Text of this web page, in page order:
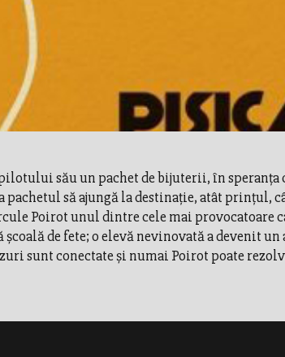
său un pachet de bijuterii, în speranţa
să ajungă la destinaţie, atât prinţul,
Poirot unul dintre cele mai provocatoare
de fete; o elevă nevinovată a devenit un
sunt conectate şi numai Poirot poate